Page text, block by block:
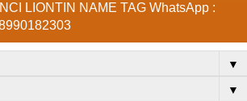
LIONTIN NAME TAG WhatsApp :
▼
▼